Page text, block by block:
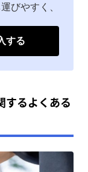
びやすく、
する
するよくある